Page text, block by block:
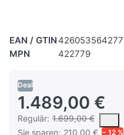
EAN / GTIN
MPN
422779
Deal
1.489,00 €
Regulär: 1.699,00 €
Es handelt sich um den
Sie sparen: 210,00 € − 12 %